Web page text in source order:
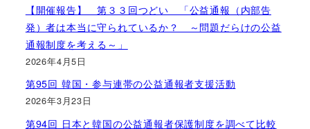
【開催報告】 第３３回つどい 「公益通報（内部告
発）者は本当に守られているか？ ～問題だらけの公益
通報制度を考える～」
2026年4月5日
第95回 韓国・参与連帯の公益通報者支援活動
2026年3月23日
第94回 日本と韓国の公益通報者保護制度を調べて比較